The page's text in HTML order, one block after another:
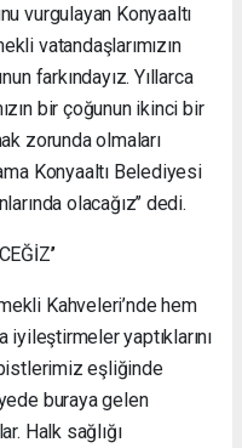
vurgulayan Konyaaltı
vatandaşlarımızın
farkındayız. Yıllarca
bir çoğunun ikinci bir
zorunda olmaları
Konyaaltı Belediyesi
olacağız’’ dedi.
Kahveleri’nde hem
yaptıklarını
eşliğinde
buraya gelen
Halk sağlığı